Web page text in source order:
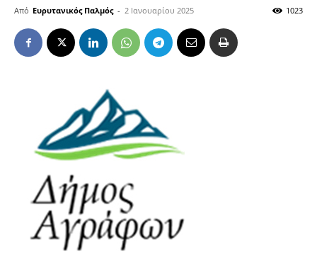
Από Ευρυτανικός Παλμός - 2 Ιανουαρίου 2025 1023